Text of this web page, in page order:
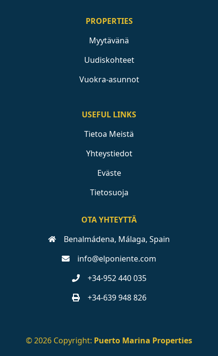
PROPERTIES
Myytävänä
Uudiskohteet
Vuokra-asunnot
USEFUL LINKS
Tietoa Meistä
Yhteystiedot
Eväste
Tietosuoja
OTA YHTEYTTÄ
Benalmádena, Málaga, Spain
info@elponiente.com
+34-952 440 035
+34-639 948 826
© 2026 Copyright: Puerto Marina Properties